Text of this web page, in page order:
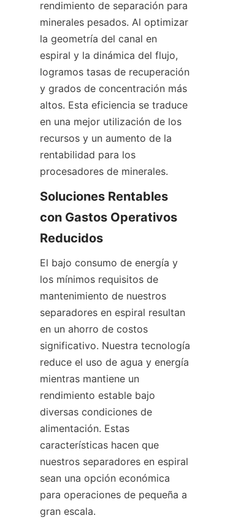
rendimiento de separación para
minerales pesados. Al optimizar
la geometría del canal en
espiral y la dinámica del flujo,
logramos tasas de recuperación
y grados de concentración más
altos. Esta eficiencia se traduce
en una mejor utilización de los
recursos y un aumento de la
rentabilidad para los
procesadores de minerales.
Soluciones Rentables
con Gastos Operativos
Reducidos
El bajo consumo de energía y
los mínimos requisitos de
mantenimiento de nuestros
separadores en espiral resultan
en un ahorro de costos
significativo. Nuestra tecnología
reduce el uso de agua y energía
mientras mantiene un
rendimiento estable bajo
diversas condiciones de
alimentación. Estas
características hacen que
nuestros separadores en espiral
sean una opción económica
para operaciones de pequeña a
gran escala.